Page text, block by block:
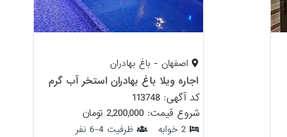
اصفهان - باغ بهادران
اجاره ویلا باغ بهادران استخر آب گرم
کد آگهی: 113748
شروع قیمت: 2,200,000 تومان
2 خوابه ظرفیت 4-6 نفر